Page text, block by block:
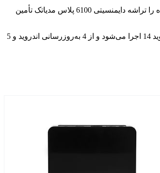
سامسونگ برای این مدل نیز از یک صفحه‌نمایش 6.6 اینچی امولد با بریدگی قطره‌ای شکل برای دوربین سلفی 13 مگاپیکسلی استفاده کرده است. قدرت دستگاه را تراشه دایمنسیتی 6100 پلاس مدیاتک تأمین
سنسور اثرانگشت در دکمه پاور تعبیه‌شده و باتری 6000 میلی‌آمپری تلفن از شارژ سریع 25 واتی پشتیبانی می‌کند. درنهایت این موبایل با One UI 6 مبتنی‌بر اندروید 14 اجرا می‌شود و از 4 به‌روزرسانی اندروید و 5